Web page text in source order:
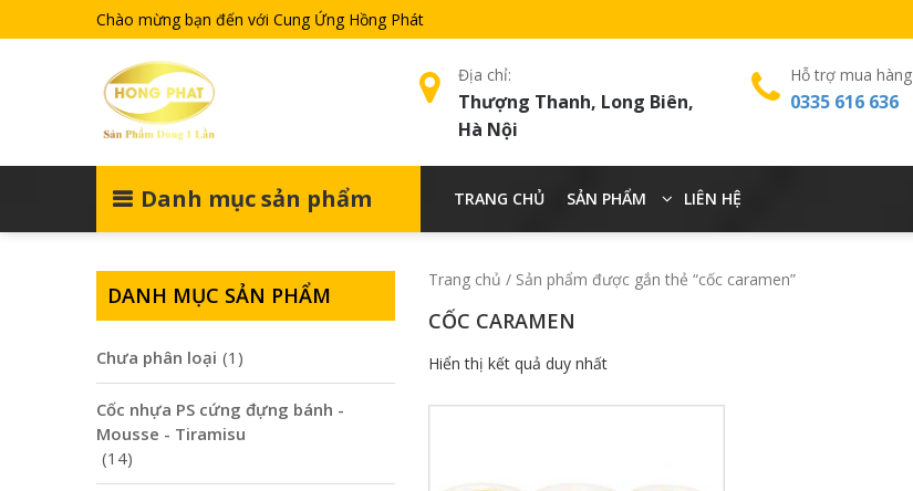
Chào mừng bạn đến với Cung Ứng Hồng Phát
Địa chỉ:
Thượng Thanh, Long Biên,
Hà Nội
Hỗ trợ mua hàng
0335 616 636
Danh mục sản phẩm TRANG CHỦ SẢN PHẨM LIÊN HỆ
Trang chủ / Sản phẩm được gắn thẻ “cốc caramen”
CỐC CARAMEN
Hiển thị kết quả duy nhất
DANH MỤC SẢN PHẨM
Chưa phân loại (1)
Cốc nhựa PS cứng đựng bánh -
Mousse - Tiramisu
(14)